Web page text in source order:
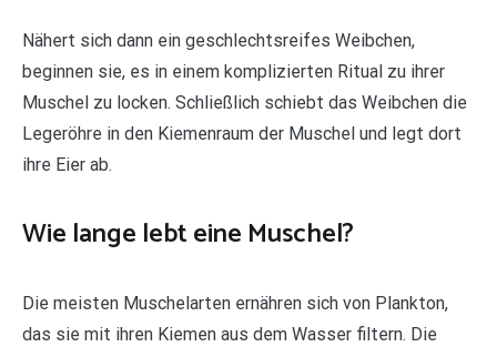
Nähert sich dann ein geschlechtsreifes Weibchen,
beginnen sie, es in einem komplizierten Ritual zu ihrer
Muschel zu locken. Schließlich schiebt das Weibchen die
Legeröhre in den Kiemenraum der Muschel und legt dort
ihre Eier ab.
Wie lange lebt eine Muschel?
Die meisten Muschelarten ernähren sich von Plankton,
das sie mit ihren Kiemen aus dem Wasser filtern. Die